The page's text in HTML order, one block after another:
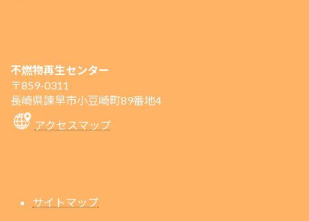
不燃物再生センター
〒859-0311
長崎県諫早市小豆崎町89番地4
アクセスマップ
サイトマップ